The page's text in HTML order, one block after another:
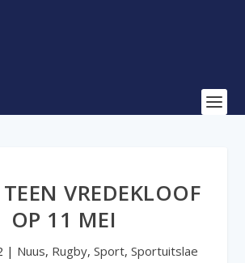
VREDEKLOOF
OP 11 MEI
| Nuus, Rugby, Sport, Sportuitslae